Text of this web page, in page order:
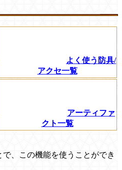
よく使う防具/
アクセ一覧
アーティファ
クト一覧
、この機能を使うことができ